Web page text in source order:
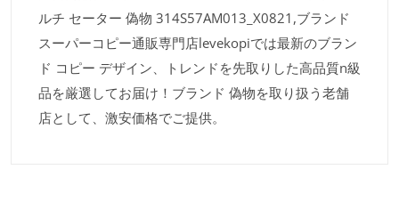
ルチ セーター 偽物 314S57AM013_X0821,ブランド
スーパーコピー通販専門店levekopiでは最新のブラン
ド コピー デザイン、トレンドを先取りした高品質n級
品を厳選してお届け！ブランド 偽物を取り扱う老舗
店として、激安価格でご提供。